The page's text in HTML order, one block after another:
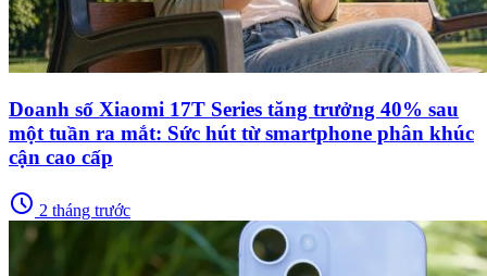
Doanh số Xiaomi 17T Series tăng trưởng 40% sau
một tuần ra mắt: Sức hút từ smartphone phân khúc
cận cao cấp
schedule 2 tháng trước